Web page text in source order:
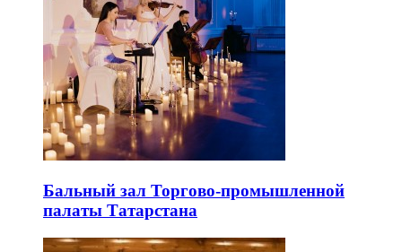
Бальный зал Торгово-промышленной
палаты Татарстана